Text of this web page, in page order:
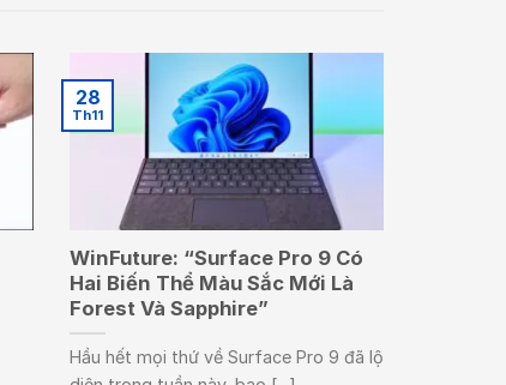
WinFuture: “Surface Pro 9 Có
Hai Biến Thể Màu Sắc Mới Là
Forest Và Sapphire”
Hầu hết mọi thứ về Surface Pro 9 đã lộ
28
Th11